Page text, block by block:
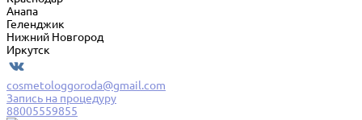
Анапа
Геленджик
Нижний Новгород
Иркутск
cosmetologgoroda@gmail.com
Запись на процедуру
88005559855